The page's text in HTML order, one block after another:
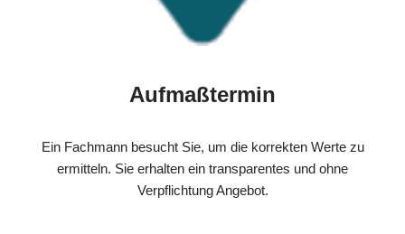
Aufmaßtermin
Ein Fachmann besucht Sie, um die korrekten Werte zu
ermitteln. Sie erhalten ein transparentes und ohne
Verpflichtung Angebot.